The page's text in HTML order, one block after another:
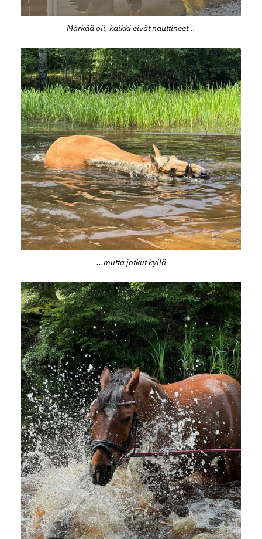
Märkää oli, kaikki eivät nauttineet...
...mutta jotkut kyllä